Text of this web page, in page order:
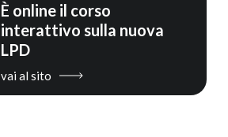
È online il corso
interattivo sulla nuova
LPD
vai al sito